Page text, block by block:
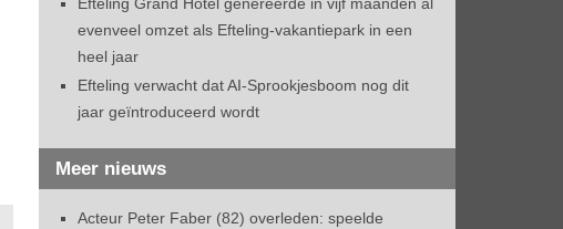
Efteling Grand Hotel genereerde in vijf maanden al
evenveel omzet als Efteling-vakantiepark in een
heel jaar
Efteling verwacht dat AI-Sprookjesboom nog dit
jaar geïntroduceerd wordt
Meer nieuws
Acteur Peter Faber (82) overleden: speelde